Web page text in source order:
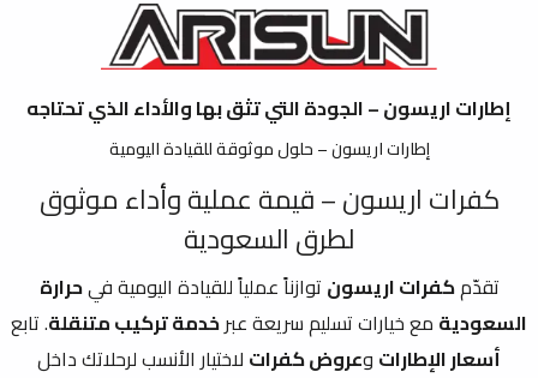
إطارات اريسون – الجودة التي تثق بها والأداء الذي تحتاجه
إطارات اريسون – حلول موثوقة للقيادة اليومية
كفرات اريسون – قيمة عملية وأداء موثوق
لطرق السعودية
تقدّمكفرات اريسون توازناً عملياً للقيادة اليومية فيحرارة
السعودية مع خيارات تسليم سريعة عبرخدمة تركيب متنقلة. تابع
أسعار الإطارات وعروض كفرات لاختيار الأنسب لرحلاتك داخل